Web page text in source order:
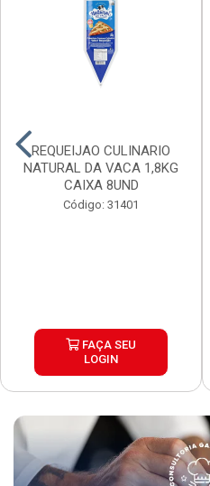
REQUEIJAO CULINARIO
NATURAL DA VACA 1,8KG
CAIXA 8UND
Código: 31401
FAÇA SEU
LOGIN